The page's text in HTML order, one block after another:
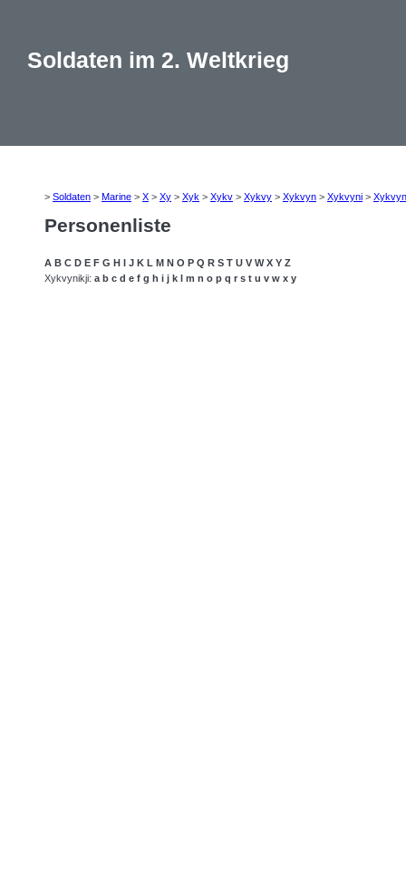
Soldaten im 2. Weltkrieg
> Soldaten > Marine > X > Xy > Xyk > Xykv > Xykvy > Xykvyn > Xykvyni >
Personenliste
A B C D E F G H I J K L M N O P Q R S T U V W X Y Z
Xykvynikji: a b c d e f g h i j k l m n o p q r s t u v w x y